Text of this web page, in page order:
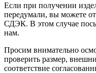
Если при получении
передумали, вы можете
СДЭК. В этом случае
нам.
Просим внимательно
проверить размер,
соответствие